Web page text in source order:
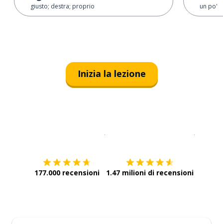
giusto; destra; proprio un po'
Inizia la lezione
177.000 recensioni 1.47 milioni di recensioni